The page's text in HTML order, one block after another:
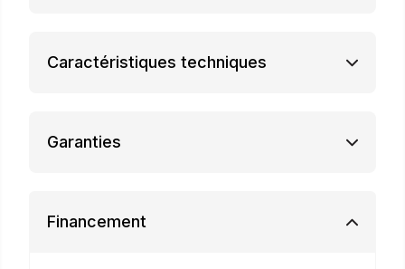
Caractéristiques techniques
Garanties
Financement